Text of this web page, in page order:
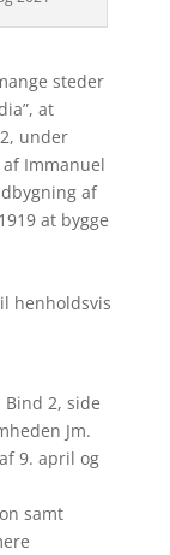
steder
at
under
Immanuel
af
at bygge
henholdsvis
Bind 2, side
Jm.
9. april og
samt